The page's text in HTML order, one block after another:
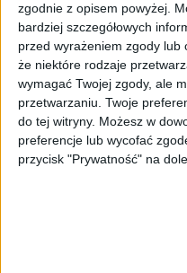
zgodnie z opisem powyżej.
bardziej szczegółowych
przed wyrażeniem zgody lub
że niektóre rodzaje
wymagać Twojej zgody, ale
przetwarzaniu. Twoje
do tej witryny. Możesz w
preferencje lub wycofać
przycisk "Prywatność" na
komunikacją do
zainteresowane
sposobem
oczekiwaniom.
naszego banku nie
wszystkich
Wierzę, że
gdzie kultura